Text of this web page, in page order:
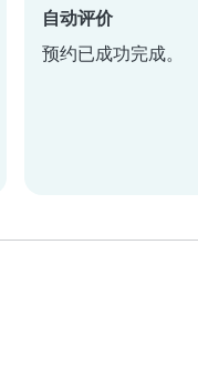
自动评价
预约已成功完成。